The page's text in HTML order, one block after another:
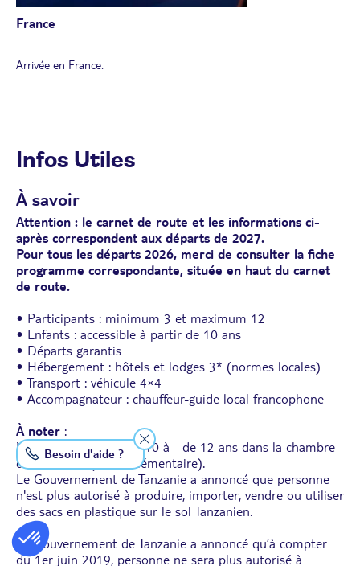
France
Arrivée en France.
Infos Utiles
À savoir
Attention : le carnet de route et les informations ci-
après correspondent aux départs de 2027.
Pour tous les départs 2026, merci de consulter la fiche
programme correspondante, située en haut du carnet
de route.
• Participants : minimum 3 et maximum 12
• Enfants : accessible à partir de 10 ans
• Départs garantis
• Hébergement : hôtels et lodges 3* (normes locales)
• Transport : véhicule 4×4
• Accompagnateur : chauffeur-guide local francophone
À noter :
Maximum 1 enfant de 10 à - de 12 ans dans la chambre
de 2 adultes (lit supplémentaire).
Le Gouvernement de Tanzanie a annoncé que personne
n'est plus autorisé à produire, importer, vendre ou utiliser
des sacs en plastique sur le sol Tanzanien.
Le Gouvernement de Tanzanie a annoncé qu’à compter
du 1er juin 2019, personne ne sera plus autorisé à
Besoin d'aide ?